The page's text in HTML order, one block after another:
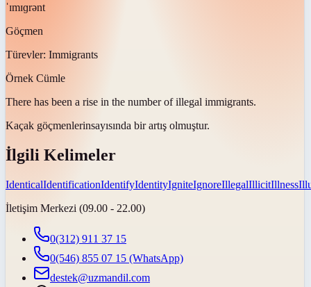
ˈɪmɪɡrənt
Göçmen
Türevler: Immigrants
Örnek Cümle
There has been a rise in the number of illegal immigrants.
Kaçak göçmenlerinsayısında bir artış olmuştur.
İlgili Kelimeler
IdenticalIdentificationIdentifyIdentityIgniteIgnoreIllegalIllicitIllness
İletişim Merkezi (09.00 - 22.00)
0(312) 911 37 15
0(546) 855 07 15 (WhatsApp)
destek@uzmandil.com